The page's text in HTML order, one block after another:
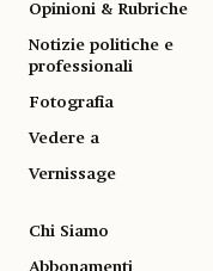
Opinioni & Rubriche
Notizie politiche e
professionali
Fotografia
Vedere a
Vernissage
Chi Siamo